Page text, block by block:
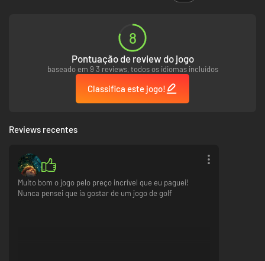
8
Pontuação de review do jogo
baseado em 9 3 reviews, todos os idiomas incluídos
Classifica este jogo!
Reviews recentes
Muito bom o jogo pelo preço incrível que eu paguei!
Nunca pensei que ia gostar de um jogo de golf